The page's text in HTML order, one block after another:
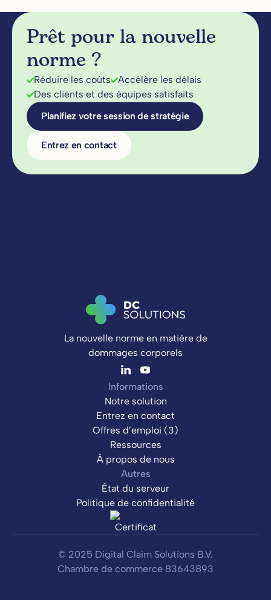
Prêt pour la nouvelle
norme ?
Réduire les coûts
Accélère les délais
Des clients et des équipes satisfaits
Planifiez votre session de stratégie
Entrez en contact
La nouvelle norme en matière de
dommages corporels
Informations
Notre solution
Entrez en contact
Offres d’emploi (3)
Ressources
À propos de nous
Autres
État du serveur
Politique de confidentialité
© 2025 Digital Claim Solutions B.V.
Chambre de commerce 83643893